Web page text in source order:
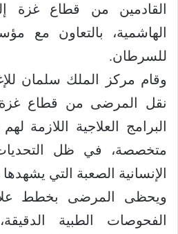
القادمين من قطاع غزة
الهاشمية، بالتعاون مع
للسرطان.
وقام مركز الملك سلمان
نقل المرضى من قطاع غزة
البرامج العلاجية اللازمة
متخصصة، في ظل
الإنسانية الصعبة التي
ويحظى المرضى بخطط
الفحوصات الطبية